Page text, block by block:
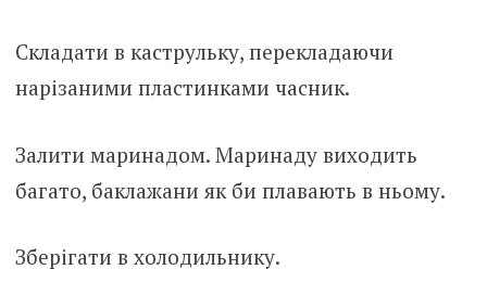
Складати в каструльку, перекладаючи
нарізаними пластинками часник.
Залити маринадом. Маринаду виходить
багато, баклажани як би плавають в ньому.
Зберігати в холодильнику.